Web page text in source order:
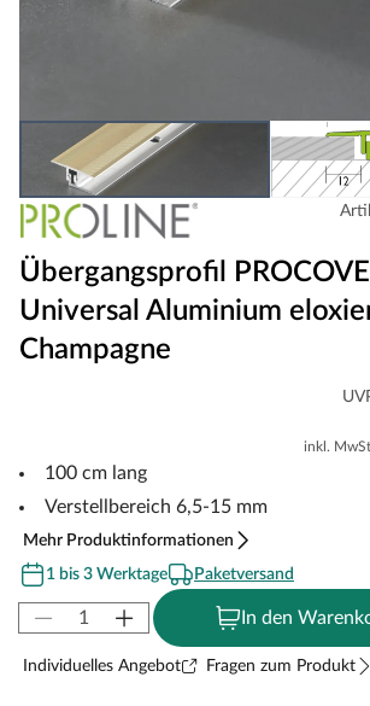
Übergangsprofil
Universal Aluminium
Champagne
inkl.
100 cm lang
Verstellbereich 6,5-15 mm
Mehr Produktinformationen
1 bis 3 Werktage
Paketversand
In den
Individuelles Angebot Fragen zum Produkt